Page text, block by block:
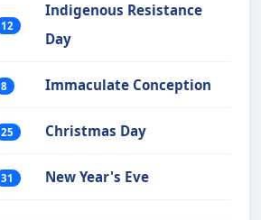
12
Indigenous Resistance
Day
8 Immaculate Conception
25 Christmas Day
31 New Year's Eve